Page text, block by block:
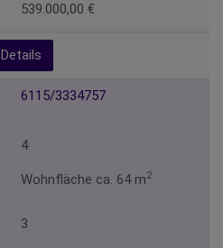
539.000,00 €
Details
6115/3334757
4
Wohnfläche ca. 64 m2
3